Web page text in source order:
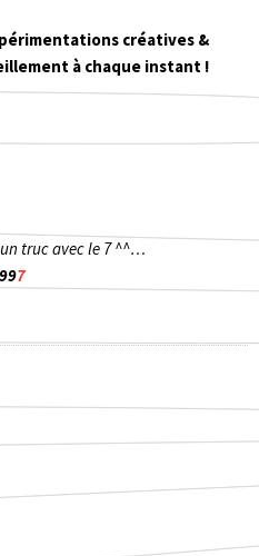
créatives &
à chaque instant !
truc avec le 7 ^^…
7